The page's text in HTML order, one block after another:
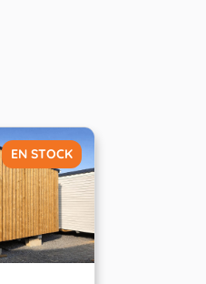
EN STOCK